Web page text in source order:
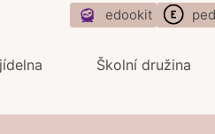
edookit
Školní družina